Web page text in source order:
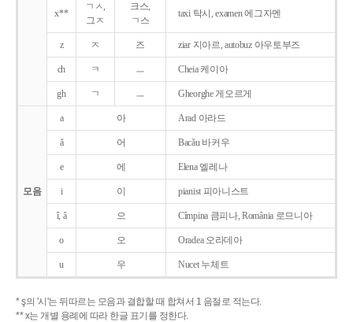
x**
ㄱㅅ,
그ㅈ
크스,
ㄱ스
taxi 탁시, examen 에그자멘
z ㅈ 즈 ziar 지아르, autobuz 아우토부즈
ch ㅋ ㅡ Cheia 케이아
gh ㄱ ㅡ Gheorghe 게오르게
모음
a 아 Arad 아라드
ǎ 어 Bacǎu 바커우
e 에 Elena 엘레나
i 이 pianist 피아니스트
î, â 으 Cîmpina 큼피나, România 로므니아
o 오 Oradea 오라데아
u 우 Nucet 누체트
* ş의 '시'는 뒤따르는 모음과 결합할 때 합쳐서 1 음절로 적는다.
** x는 개별 용례에 따라 한글 표기를 정한다.